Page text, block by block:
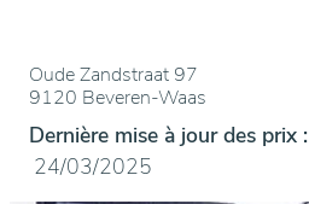
Oude Zandstraat 97
9120 Beveren-Waas
Dernière mise à jour des prix :
24/03/2025